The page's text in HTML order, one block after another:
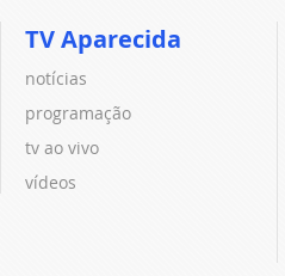
TV Aparecida
notícias
programação
tv ao vivo
vídeos